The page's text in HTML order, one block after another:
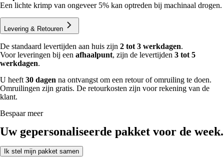
Een lichte krimp van ongeveer 5% kan optreden bij machinaal drogen.
Levering & Retouren
De standaard levertijden aan huis zijn 2 tot 3 werkdagen.
Voor leveringen bij een afhaalpunt, zijn de levertijden 3 tot 5
werkdagen.
U heeft 30 dagen na ontvangst om een retour of omruiling te doen.
Omruilingen zijn gratis. De retourkosten zijn voor rekening van de
klant.
Bespaar meer
Uw gepersonaliseerde pakket voor de week.
Ik stel mijn pakket samen